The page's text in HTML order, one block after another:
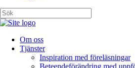
Om oss
Tjänster
Inspiration med föreläsningar
Beteendeförändring med